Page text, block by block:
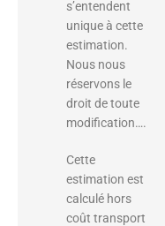
s’entendent
unique à cette
estimation.
Nous nous
réservons le
droit de toute
modification….
Cette
estimation est
calculé hors
coût transport